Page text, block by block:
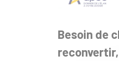
Besoin de